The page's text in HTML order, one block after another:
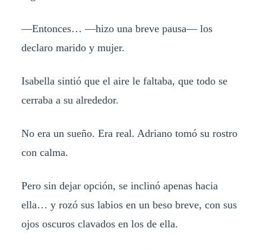
—Entonces… —hizo una breve pausa— los
declaro marido y mujer.
Isabella sintió que el aire le faltaba, que todo se
cerraba a su alrededor.
No era un sueño. Era real. Adriano tomó su rostro
con calma.
Pero sin dejar opción, se inclinó apenas hacia
ella… y rozó sus labios en un beso breve, con sus
ojos oscuros clavados en los de ella.